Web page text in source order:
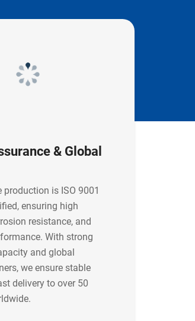
& Global
production is ISO 9001
ensuring high
resistance, and
With strong
and global
we ensure stable
delivery to over 50